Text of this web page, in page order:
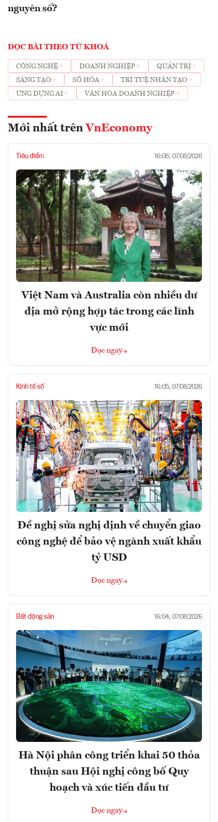
nguyên số?
ĐỌC BÀI THEO TỪ KHOÁ
CÔNG NGHỆ DOANH NGHIỆP
QUẢN TRỊ
SÁNG TẠO
SỐ HÓA
TRÍ TUỆ NHÂN TẠO
ỨNG DỤNG AI
VĂN HÓA DOANH NGHIỆP
Mới nhất trên VnEconomy
Tiêu điểm 16:08, 07/08/2026
Việt Nam và Australia còn nhiều dư
địa mở rộng hợp tác trong các lĩnh
vực mới
Đọc ngay
Kinh tế số 16:05, 07/08/2026
Đề nghị sửa nghị định về chuyển giao
công nghệ để bảo vệ ngành xuất khẩu
tỷ USD
Đọc ngay
Bất động sản 16:04, 07/08/2026
Hà Nội phân công triển khai 50 thỏa
thuận sau Hội nghị công bố Quy
hoạch và xúc tiến đầu tư
Đọc ngay